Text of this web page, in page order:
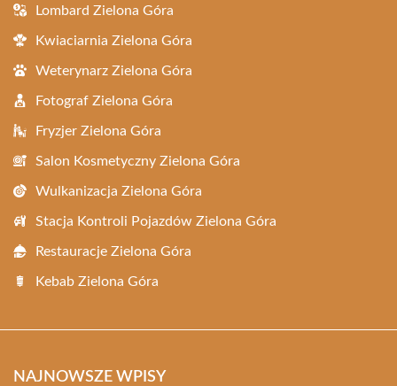
Lombard Zielona Góra
Kwiaciarnia Zielona Góra
Weterynarz Zielona Góra
Fotograf Zielona Góra
Fryzjer Zielona Góra
Salon Kosmetyczny Zielona Góra
Wulkanizacja Zielona Góra
Stacja Kontroli Pojazdów Zielona Góra
Restauracje Zielona Góra
Kebab Zielona Góra
NAJNOWSZE WPISY